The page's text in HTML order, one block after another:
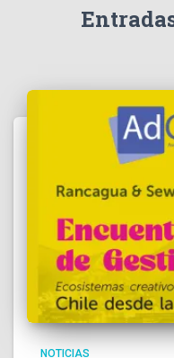
NOTICIAS